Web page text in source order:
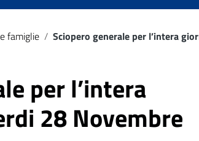
famiglie / Sciopero generale per l’intera
per l’intera
28 Novembre